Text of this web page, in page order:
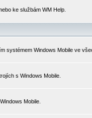
ke službám WM Help.
systémem Windows Mobile ve
s Windows Mobile.
Mobile.